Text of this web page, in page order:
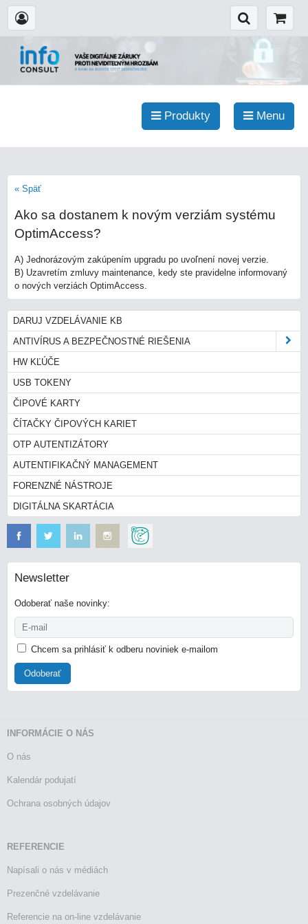
Produkty Menu
« Späť
Ako sa dostanem k novým verziám systému
OptimAccess?
A) Jednorázovým zakúpením upgradu po uvoľnení novej verzie.
B) Uzavretím zmluvy maintenance, kedy ste pravidelne informovaný
o nových verziách OptimAccess.
DARUJ VZDELÁVANIE KB
ANTIVÍRUS A BEZPEČNOSTNÉ RIEŠENIA
HW KĽÚČE
USB TOKENY
ČIPOVÉ KARTY
ČÍTAČKY ČIPOVÝCH KARIET
OTP AUTENTIZÁTORY
AUTENTIFIKAČNÝ MANAGEMENT
FORENZNÉ NÁSTROJE
DIGITÁLNA SKARTÁCIA
Newsletter
Odoberať naše novinky:
Chcem sa prihlásiť k odberu noviniek e-mailom
Odoberať
INFORMÁCIE O NÁS
O nás
Kalendár podujatí
Ochrana osobných údajov
REFERENCIE
Napísali o nás v médiách
Prezenčné vzdelávanie
Referencie na on-line vzdelávanie